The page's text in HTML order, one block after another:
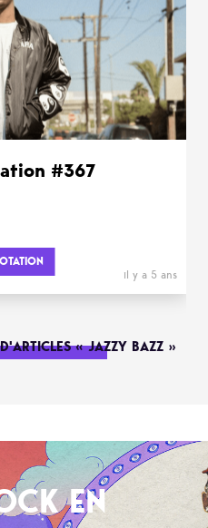
#367
il y a 5 ans
« JAZZY BAZZ »
EN